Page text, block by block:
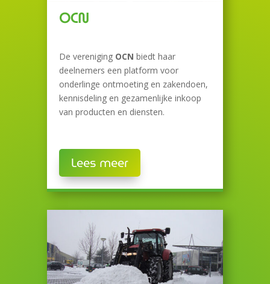
OCN
De vereniging OCN biedt haar
deelnemers een platform voor
onderlinge ontmoeting en zakendoen,
kennisdeling en gezamenlijke inkoop
van producten en diensten.
Lees meer